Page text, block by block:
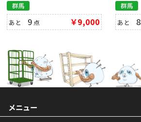
群馬
あと 9 点 ￥9,000
群馬
あと 8
メニュー